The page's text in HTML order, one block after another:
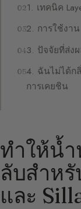
1. เทคนิค
2. การใช้งา
3. ปัจจัยที่ส่ง
4. ฉันไม่ได้ก
การเคยชิน
ทำให้น้
ลับสำห
และ